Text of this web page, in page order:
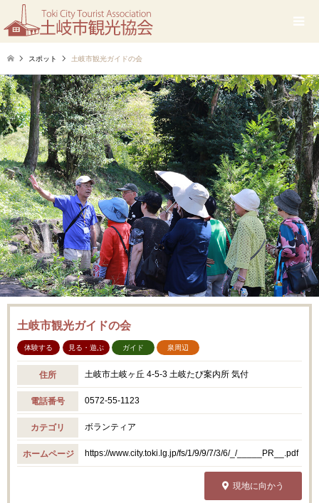
スポット 土岐市観光ガイドの会
土岐市観光ガイドの会
体験する 見る・遊ぶ ガイド 泉周辺
住所 土岐市土岐ヶ丘 4-5-3 土岐たび案内所 気付
電話番号 0572-55-1123
カテゴリ ボランティア
ホームページ https://www.city.toki.lg.jp/fs/1/9/9/7/3/6/_/_____PR__.pdf
現地に向かう